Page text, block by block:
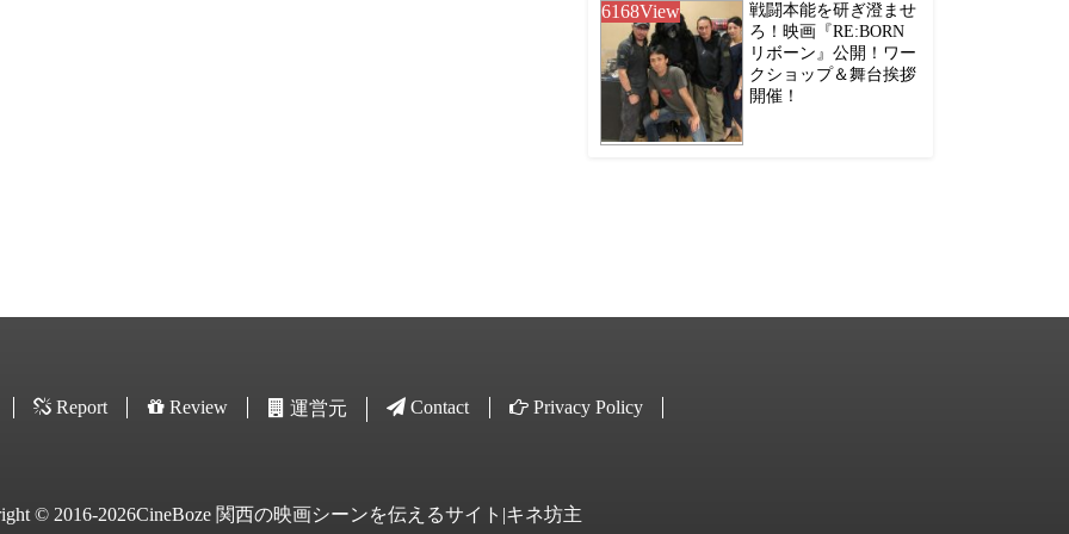
6168View
戦闘本能を研ぎ澄ませ
ろ！映画『RE:BORN
リボーン』公開！ワー
クショップ＆舞台挨拶
開催！
Report Review 運営元 Contact Privacy Policy
© 2016-2026CineBoze 関西の映画シーンを伝えるサイト|キネ坊主